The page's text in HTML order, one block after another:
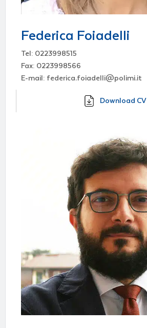
Federica Foiadelli
Tel: 0223998515
Fax: 0223998566
E-mail: federica.foiadelli@polimi.it
Download CV